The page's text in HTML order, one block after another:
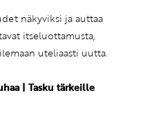
näkyviksi ja auttaa
itseluottamusta,
uteliaasti uutta.
| Tasku tärkeille